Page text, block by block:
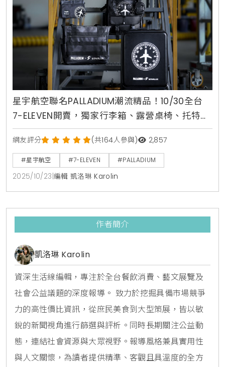
星宇航空聯名PALLADIUM潮流精品！10/30全台
7-ELEVEN開賣，獨家行李箱、露營桌椅、托特包
系列快閃購資訊整理
網友評分 (共164人參與) 2,857
#星宇航空 #7-ELEVEN #PALLADIUM
2025/10/23 編輯 凱洛琳 Karolin
作者簡介
凱洛琳 Karolin
資深生活線編輯，專注於全台餐飲消費、藝文展覽及
社會公益議題的深度報導。 致力於挖掘具備市場競爭
力的高性價比資訊，從庶民美食到大型策展，皆以敏
銳的新聞視角進行篩選與評析。同時長期關注公益動
態，連結社會資源與大眾視野。報導風格兼具實用性
與人文關懷，為讀者提供精準、客觀且具溫度的全方